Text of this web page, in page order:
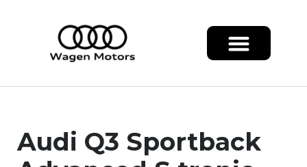
Audi Q3 Sportback